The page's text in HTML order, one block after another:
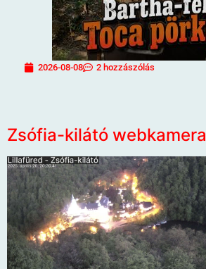
2026-08-08 2 hozzászólás
Zsófia-kilátó webkamera